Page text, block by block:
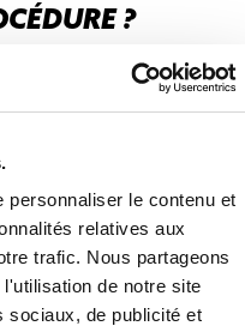
personnaliser le contenu et
relatives aux
trafic. Nous partageons
de notre site
sociaux, de publicité et
?
cheques-
peut être faite
son accord, vous
nous vous
déposons sur la